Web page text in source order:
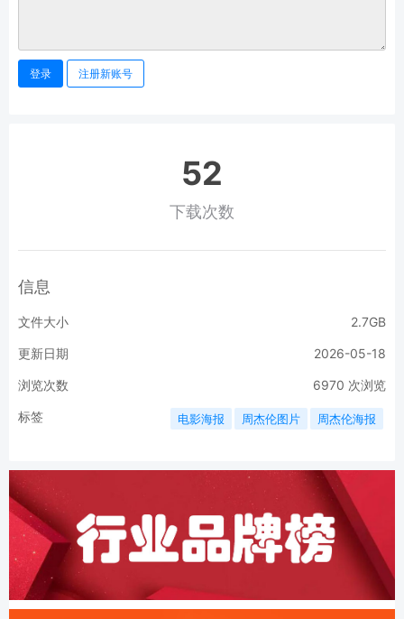
登录 注册新账号
52
下载次数
信息
文件大小 2.7GB
更新日期 2026-05-18
浏览次数 6970 次浏览
标签 电影海报 周杰伦图片 周杰伦海报